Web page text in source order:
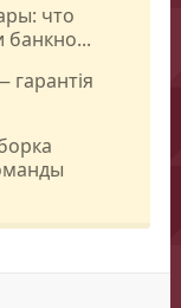
что
гарантія